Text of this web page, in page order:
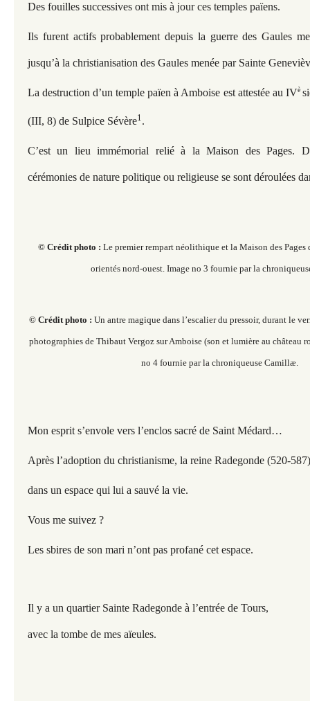
Des fouilles successives ont mis à jour ces temples païens.
Ils furent actifs probablement depuis la guerre des Gaules
jusqu’à la christianisation des Gaules menée par Sainte
La destruction d’un temple païen à Amboise est attestée au IVè
(III, 8) de Sulpice Sévère1 .
C’est un lieu immémorial relié à la Maison des Pages.
cérémonies de nature politique ou religieuse se sont déroulées
© Crédit photo : Le premier rempart néolithique et la Maison des Pages
orientés nord-ouest . Image no 3 fournie par la
© Crédit photo : Un antre magique dans l’escalier du pressoir, durant le
photographies de Thibaut Vergoz sur Amboise (son et lumière au château
no 4 fournie par la chroniqueuse Camillæ.
Mon esprit s’envole vers l’enclos sacré de Saint Médard…
Après l’adoption du christianisme, la reine Radegonde (520-
dans un espace qui lui a sauvé la vie.
Vous me suivez ?
Les sbires de son mari n’ont pas profané cet espace.
Il y a un quartier Sainte Radegonde à l’entrée de Tours,
avec la tombe de mes aïeules.